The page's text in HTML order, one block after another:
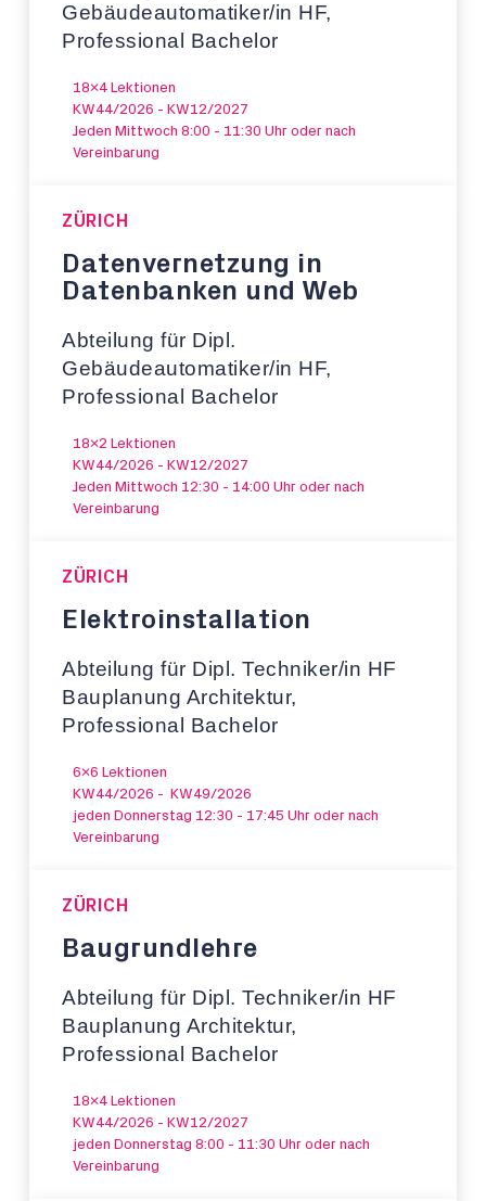
Gebäudeautomatiker/in HF,
Professional Bachelor
18x4 Lektionen
KW44/2026 - KW12/2027
Jeden Mittwoch 8:00 - 11:30 Uhr oder nach
Vereinbarung
ZÜRICH
Datenvernetzung in
Datenbanken und Web
Abteilung für Dipl.
Gebäudeautomatiker/in HF,
Professional Bachelor
18x2 Lektionen
KW44/2026 - KW12/2027
Jeden Mittwoch 12:30 - 14:00 Uhr oder nach
Vereinbarung
ZÜRICH
Elektroinstallation
Abteilung für Dipl. Techniker/in HF
Bauplanung Architektur,
Professional Bachelor
6x6 Lektionen
KW44/2026 - KW49/2026
jeden Donnerstag 12:30 - 17:45 Uhr oder nach
Vereinbarung
ZÜRICH
Baugrundlehre
Abteilung für Dipl. Techniker/in HF
Bauplanung Architektur,
Professional Bachelor
18x4 Lektionen
KW44/2026 - KW12/2027
jeden Donnerstag 8:00 - 11:30 Uhr oder nach
Vereinbarung